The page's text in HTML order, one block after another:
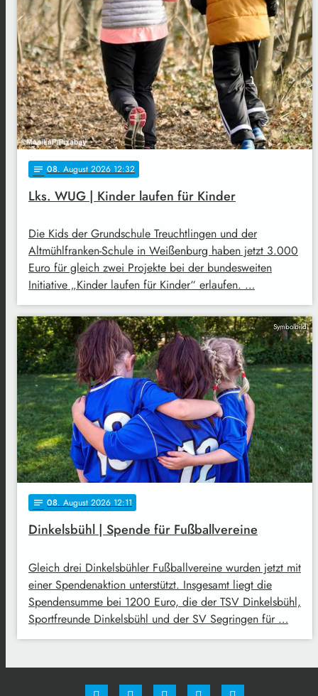
notes 08. August 2026 12:32
Lks. WUG | Kinder laufen für Kinder
Die Kids der Grundschule Treuchtlingen und der
Altmühlfranken-Schule in Weißenburg haben jetzt 3.000
Euro für gleich zwei Projekte bei der bundesweiten
Initiative „Kinder laufen für Kinder“ erlaufen. …
Symbolbild
notes 08. August 2026 12:11
Dinkelsbühl | Spende für Fußballvereine
Gleich drei Dinkelsbühler Fußballvereine wurden jetzt mit
einer Spendenaktion unterstützt. Insgesamt liegt die
Spendensumme bei 1200 Euro, die der TSV Dinkelsbühl,
Sportfreunde Dinkelsbühl und der SV Segringen für …